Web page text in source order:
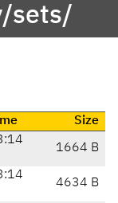
sets/
Size
1664 B
4634 B